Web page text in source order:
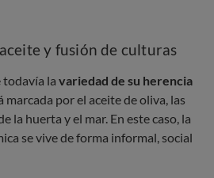
y fusión de culturas
todavía la variedad de su herencia
marcada por el aceite de oliva, las
la huerta y el mar. En este caso, la
se vive de forma informal, social